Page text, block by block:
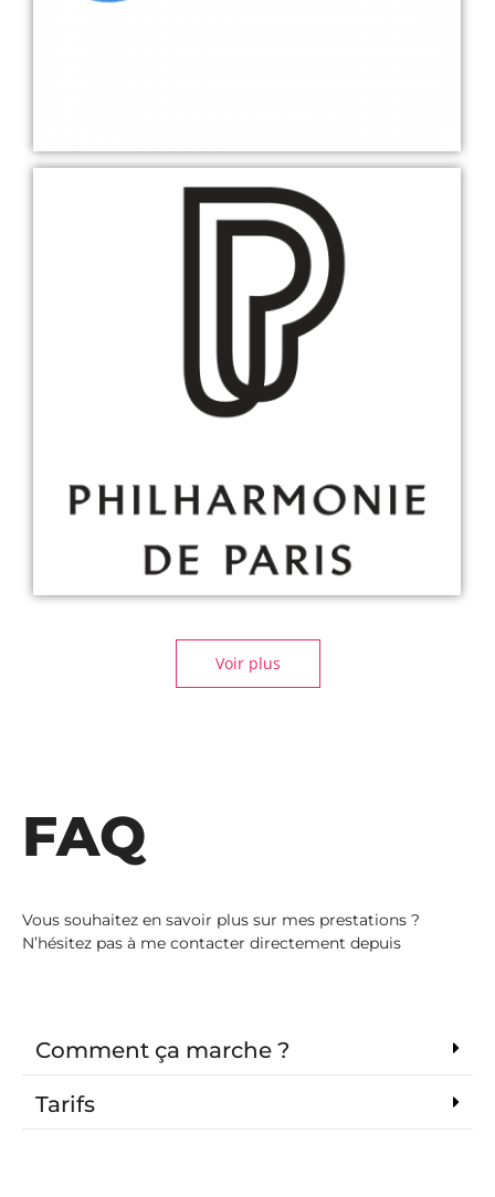
Voir plus
FAQ
Vous souhaitez en savoir plus sur mes prestations ?
N’hésitez pas à me contacter directement depuis
Comment ça marche ?
Tarifs